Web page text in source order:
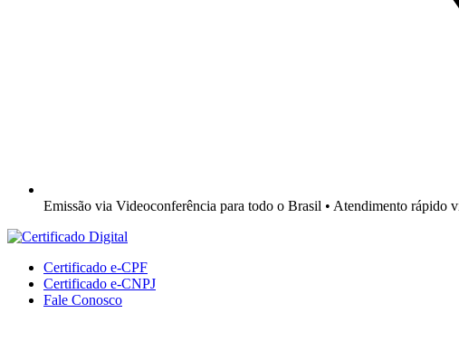
Emissão via Videoconferência para todo o Brasil • Atendimento rápido
Certificado e-CPF
Certificado e-CNPJ
Fale Conosco